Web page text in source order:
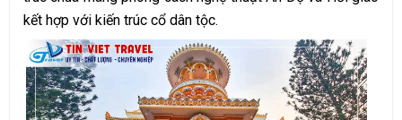
kết hợp với kiến trúc cổ dân tộc.